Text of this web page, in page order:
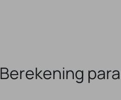
Berekening